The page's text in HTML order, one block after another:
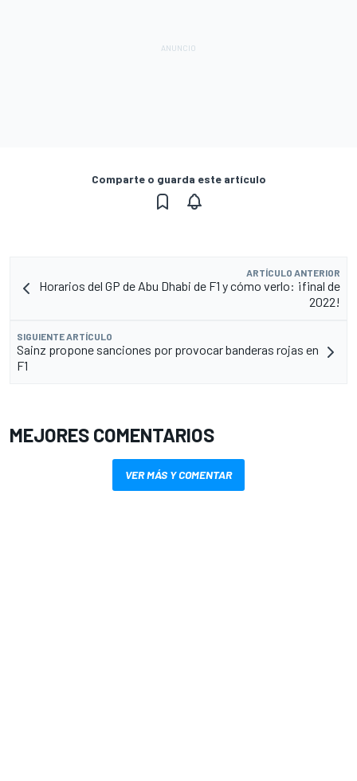
Comparte o guarda este artículo
ARTÍCULO ANTERIOR
Horarios del GP de Abu Dhabi de F1 y cómo verlo: ¡final de
2022!
SIGUIENTE ARTÍCULO
Sainz propone sanciones por provocar banderas rojas en
F1
MEJORES COMENTARIOS
VER MÁS Y COMENTAR